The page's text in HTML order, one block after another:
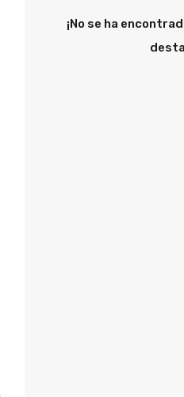
¡No se ha